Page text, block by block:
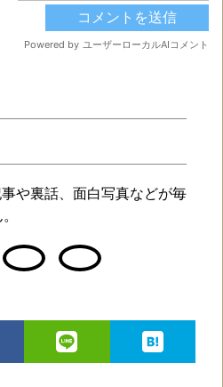
や裏話、面白写真などが毎